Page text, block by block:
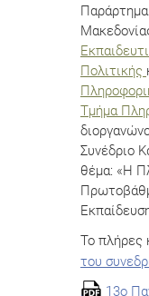
Πολιτικής
Τμήμα
Συνέδριο
θέμα: «Η
Το πλήρες
του
13ο